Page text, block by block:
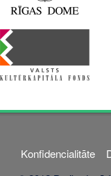
Konfidencialitāte